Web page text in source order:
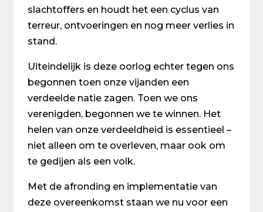
slachtoffers en houdt het een cyclus van
terreur, ontvoeringen en nog meer verlies in
stand.
Uiteindelijk is deze oorlog echter tegen ons
begonnen toen onze vijanden een
verdeelde natie zagen. Toen we ons
verenigden, begonnen we te winnen. Het
helen van onze verdeeldheid is essentieel –
niet alleen om te overleven, maar ook om
te gedijen als een volk.
Met de afronding en implementatie van
deze overeenkomst staan we nu voor een